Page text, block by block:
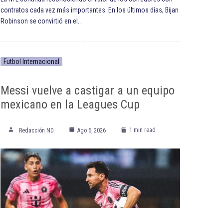
contratos cada vez más importantes. En los últimos días, Bijan
Robinson se convirtió en el…
Futbol Internacional
Messi vuelve a castigar a un equipo
mexicano en la Leagues Cup
Redacción ND Ago 6, 2026 1 min read